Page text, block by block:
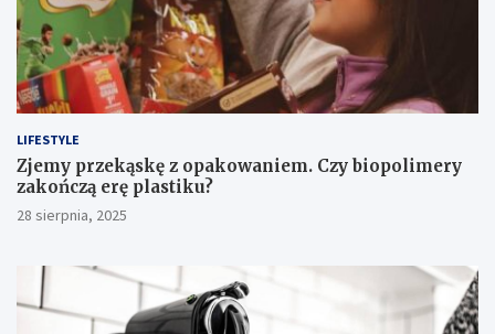
LIFESTYLE
Zjemy przekąskę z opakowaniem. Czy biopolimery
zakończą erę plastiku?
28 sierpnia, 2025